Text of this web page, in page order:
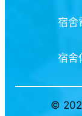
宿舍
宿舍
©